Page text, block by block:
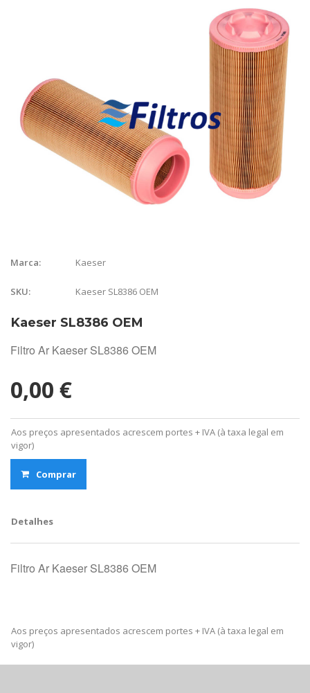
Marca: Kaeser
SKU: Kaeser SL8386 OEM
Kaeser SL8386 OEM
Filtro Ar Kaeser SL8386 OEM
0,00 €
Aos preços apresentados acrescem portes + IVA (à taxa legal em
vigor)
Comprar
Detalhes
Filtro Ar Kaeser SL8386 OEM
Aos preços apresentados acrescem portes + IVA (à taxa legal em
vigor)